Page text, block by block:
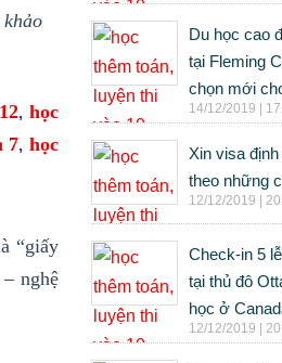
, học
7, học
“giấy
nghệ
Du học cao
tại Fleming
chọn mới
14/12/2019 |
Xin visa
theo những
12/12/2019 |
Check-in 5
tại thủ đô
học ở
12/12/2019 |